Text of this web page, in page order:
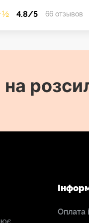
½ 4.8/5 66 отзывов
на
Оплата